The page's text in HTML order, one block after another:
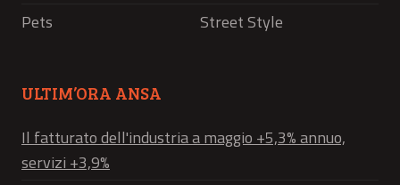
Pets
Street Style
ULTIM’ORA ANSA
Il fatturato dell'industria a maggio +5,3% annuo,
servizi +3,9%